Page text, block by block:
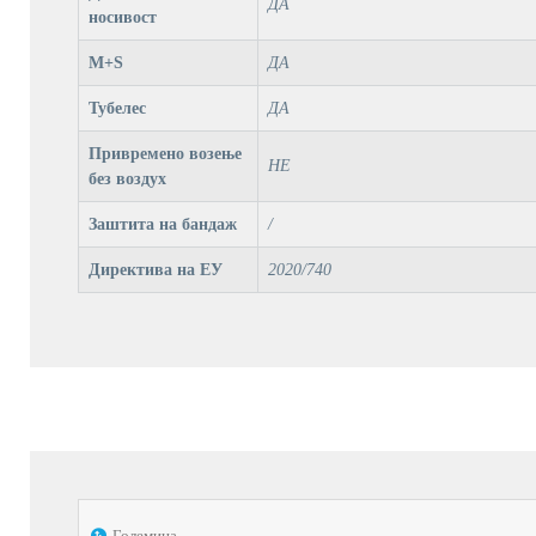
носивост
ДА
M+S ДА
Тубелес ДА
Привремено возење
без воздух
НЕ
Заштита на бандаж /
Директива на ЕУ 2020/740